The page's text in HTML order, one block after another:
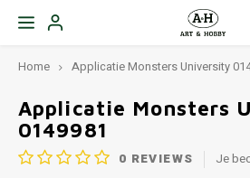
Home Applicatie Monsters University
Applicatie Monsters
0149981
0 REVIEWS Je